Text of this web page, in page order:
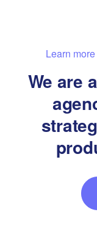
Learn more
We are